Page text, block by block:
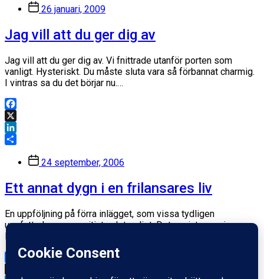
Inläggsdatum
26 januari, 2009
Jag vill att du ger dig av
Jag vill att du ger dig av. Vi fnittrade utanför porten som
vanligt. Hysteriskt. Du måste sluta vara så förbannat charmig.
I vintras sa du det börjar nu.…
Facebook
X
LinkedIn
Inläggsdatum
24 september, 2006
Ett annat dygn i en frilansares liv
En uppföljning på förra inlägget, som vissa tydligen
uppfattade som positivt och trevligt. Det var inte meningen.
Denna gång – en sjukdag. 00:30 Kommer hem efter fest hos…